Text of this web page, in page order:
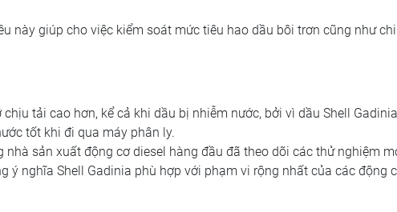
này giúp cho việc kiểm soát mức tiêu hao dầu bôi trơn cũng như
tải cao hơn, kể cả khi dầu bị nhiễm nước, bởi vì dầu Shell
tốt khi đi qua máy phân ly.
nhà sản xuất động cơ diesel hàng đầu đã theo dõi các thử nghiệm
ý nghĩa Shell Gadinia phù hợp với phạm vi rộng nhất của các động